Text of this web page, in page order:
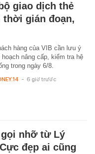
giao dịch thẻ
thời gián đoạn,
hàng của VIB cần lưu ý
hoạch nâng cấp, kiểm tra hệ
trong ngày 6/8.
- 6 giờ trước
gọi nhỡ từ Lý
đẹp ai cũng